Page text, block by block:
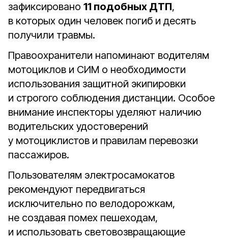
зафиксировано 11 подобных ДТП,
в которых один человек погиб и десять
получили травмы.
Правоохранители напоминают водителям
мотоциклов и СИМ о необходимости
использования защитной экипировки
и строгого соблюдения дистанции. Особое
внимание инспекторы уделяют наличию
водительских удостоверений
у мотоциклистов и правилам перевозки
пассажиров.
Пользователям электросамокатов
рекомендуют передвигаться
исключительно по велодорожкам,
не создавая помех пешеходам,
и использовать световозвращающие